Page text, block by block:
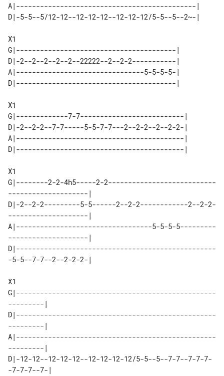
A|---------------------------------------------|
D|-5-5--5/12-12--12-12-12--12-12-12/5-5--5--2~-|
X1
G|----------------------------------------|
A|--------------------------------5-5-5-5-|
D|----------------------------------------|
X1
G|-------------7-7--------------------------|
D|-2--2-2--7-7-----5-5-7-7---2--2-2--2--2-2-|
A|------------------------------------------|
D|------------------------------------------|
X1
G|--------2-2-4h5-----2-2---------------------------
--------------------|
D|-2--2-2---------5-5------2--2-2------------2--2-2-
--------------------|
A|----------------------------------5-5-5-5---------
--------------------|
D|--------------------------------------------------
-5-5--7-7--2--2-2-2-|
X1
G|--------------------------------------------------
---------|
D|--------------------------------------------------
---------|
A|--------------------------------------------------
---------|
D|-12-12--12-12-12--12-12-12-12/5-5--5--7-7--7-7-7-
-7-7-7--7-|